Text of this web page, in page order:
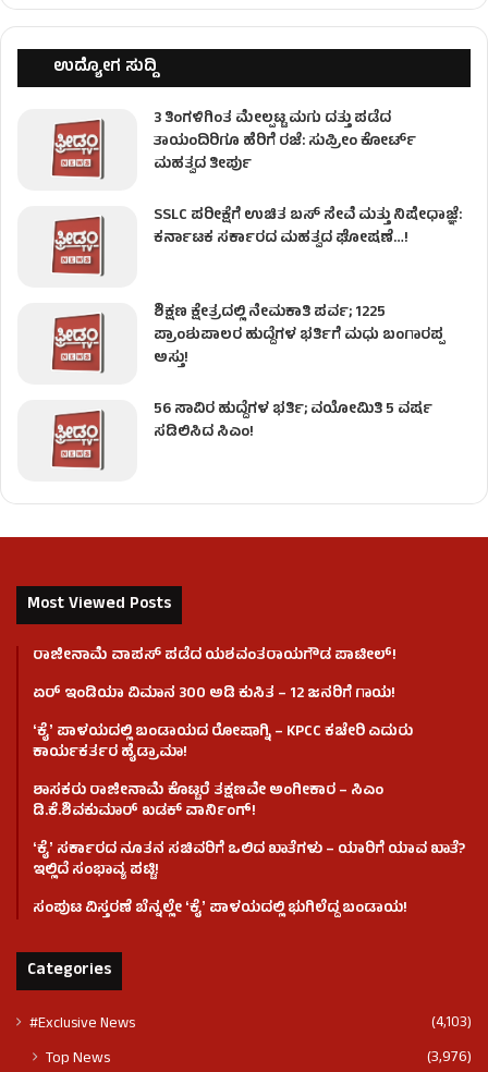
ಉದ್ಯೋಗ ಸುದ್ದಿ
3 ತಿಂಗಳಿಗಿಂತ ಮೇಲ್ಪಟ್ಟ ಮಗು ದತ್ತು ಪಡೆದ
ತಾಯಂದಿರಿಗೂ ಹೆರಿಗೆ ರಜೆ: ಸುಪ್ರೀಂ ಕೋರ್ಟ್
ಮಹತ್ವದ ತೀರ್ಪು
SSLC ಪರೀಕ್ಷೆಗೆ ಉಚಿತ ಬಸ್ ಸೇವೆ ಮತ್ತು ನಿಷೇಧಾಜ್ಞೆ:
ಕರ್ನಾಟಕ ಸರ್ಕಾರದ ಮಹತ್ವದ ಘೋಷಣೆ…!
ಶಿಕ್ಷಣ ಕ್ಷೇತ್ರದಲ್ಲಿ ನೇಮಕಾತಿ ಪರ್ವ; 1225
ಪ್ರಾಂಶುಪಾಲರ ಹುದ್ದೆಗಳ ಭರ್ತಿಗೆ ಮಧು ಬಂಗಾರಪ್ಪ
ಅಸ್ತು!
56 ಸಾವಿರ ಹುದ್ದೆಗಳ ಭರ್ತಿ; ವಯೋಮಿತಿ 5 ವರ್ಷ
ಸಡಿಲಿಸಿದ ಸಿಎಂ!
Most Viewed Posts
ರಾಜೀನಾಮೆ ವಾಪಸ್ ಪಡೆದ ಯಶವಂತರಾಯಗೌಡ ಪಾಟೀಲ್‌!
ಏರ್ ಇಂಡಿಯಾ ವಿಮಾನ 300 ಅಡಿ ಕುಸಿತ – 12 ಜನರಿಗೆ ಗಾಯ!
ʻಕೈʼ​ ಪಾಳಯದಲ್ಲಿ ಬಂಡಾಯದ ರೋಷಾಗ್ನಿ – KPCC ಕಚೇರಿ ಎದುರು
ಕಾರ್ಯಕರ್ತರ ಹೈಡ್ರಾಮಾ!
ಶಾಸಕರು ರಾಜೀನಾಮೆ ಕೊಟ್ಟರೆ ತಕ್ಷಣವೇ ಅಂಗೀಕಾರ – ಸಿಎಂ
ಡಿ.ಕೆ.ಶಿವಕುಮಾರ್ ಖಡಕ್ ವಾರ್ನಿಂಗ್!
ʻಕೈʼ ಸರ್ಕಾರದ ನೂತನ ಸಚಿವರಿಗೆ ಒಲಿದ ಖಾತೆಗಳು – ಯಾರಿಗೆ ಯಾವ ಖಾತೆ?
ಇಲ್ಲಿದೆ ಸಂಭಾವ್ಯ ಪಟ್ಟಿ!
ಸಂಪುಟ ವಿಸ್ತರಣೆ ಬೆನ್ನಲ್ಲೇ ʻಕೈʼ ಪಾಳಯದಲ್ಲಿ ಭುಗಿಲೆದ್ದ ಬಂಡಾಯ!
Categories
#Exclusive News (4,103)
Top News (3,976)